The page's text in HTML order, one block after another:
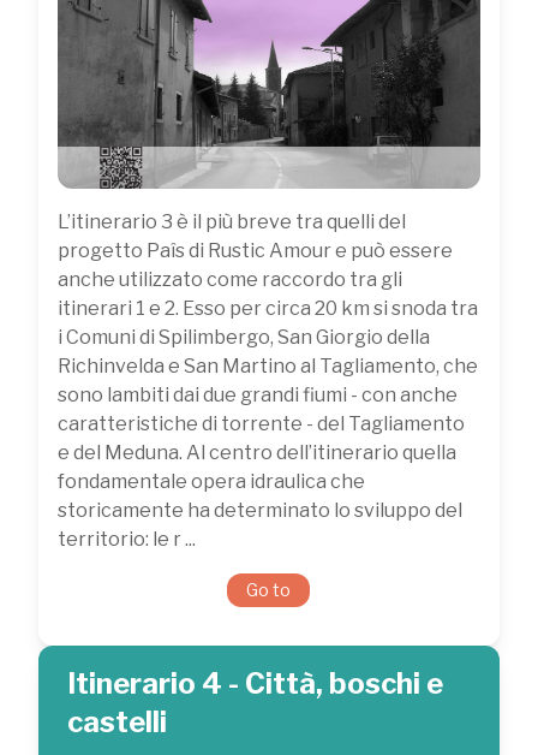
L’itinerario 3 è il più breve tra quelli del
progetto Paîs di Rustic Amour e può essere
anche utilizzato come raccordo tra gli
itinerari 1 e 2. Esso per circa 20 km si snoda tra
i Comuni di Spilimbergo, San Giorgio della
Richinvelda e San Martino al Tagliamento, che
sono lambiti dai due grandi fiumi - con anche
caratteristiche di torrente - del Tagliamento
e del Meduna. Al centro dell’itinerario quella
fondamentale opera idraulica che
storicamente ha determinato lo sviluppo del
territorio: le r ...
Go to
Itinerario 4 - Città, boschi e
castelli